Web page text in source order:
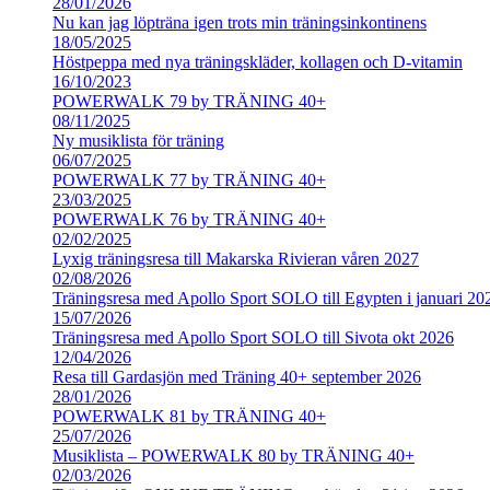
Nu kan jag löpträna igen trots min träningsinkontinens
18/05/2025
Höstpeppa med nya träningskläder, kollagen och D-vitamin
16/10/2023
POWERWALK 79 by TRÄNING 40+
08/11/2025
Ny musiklista för träning
06/07/2025
POWERWALK 77 by TRÄNING 40+
23/03/2025
POWERWALK 76 by TRÄNING 40+
02/02/2025
Lyxig träningsresa till Makarska Rivieran våren 2027
02/08/2026
Träningsresa med Apollo Sport SOLO till Egypten i januari
15/07/2026
Träningsresa med Apollo Sport SOLO till Sivota okt 2026
12/04/2026
Resa till Gardasjön med Träning 40+ september 2026
28/01/2026
POWERWALK 81 by TRÄNING 40+
25/07/2026
Musiklista – POWERWALK 80 by TRÄNING 40+
02/03/2026